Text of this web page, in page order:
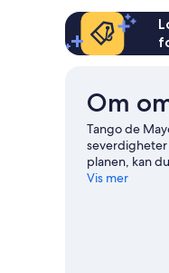
Om
Tango de
severdigheter
planen, kan
reiseguide til
Vis mer